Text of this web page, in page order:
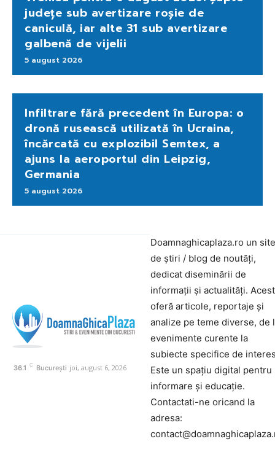
județe sub avertizare roșie de
caniculă, iar alte 31 sub avertizare
galbenă de vijelii
5 august 2026
Infiltrare fără precedent în Europa: o
dronă rusească utilizată în Ucraina,
încărcată cu explozibil Semtex, a
ajuns la aeroportul din Leipzig,
Germania
5 august 2026
36.1 C București joi, august 6, 2026
Doamnaghicaplaza.ro un site
de știri / blog de noutăți,
dedicat diseminării de
informații și actualități.
oferă articole, reportaje și
analize pe teme diverse, de
evenimente curente la
subiecte specifice de
Este un spațiu digital pentru
informare și educație.
Contactati-ne oricand la
adresa: